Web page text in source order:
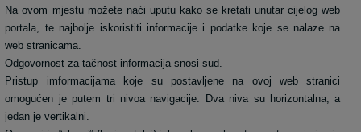
Na ovom mjestu možete naći uputu kako se kretati unutar cijelog web
portala, te najbolje iskoristiti informacije i podatke koje se nalaze na
web stranicama.
Odgovornost za tačnost informacija snosi sud.
Pristup imformacijama koje su postavljene na ovoj web stranici
omogućen je putem tri nivoa navigacije. Dva niva su horizontalna, a
jedan je vertikalni.